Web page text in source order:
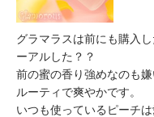
グラマラスは前にも購入
ーアルした？？
前の蜜の香り強めなのも
ルーティで爽やかです。
いつも使っているピーチ